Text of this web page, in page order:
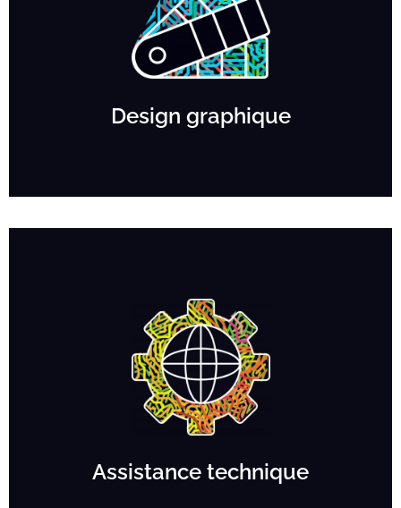
Design graphique
Assistance technique